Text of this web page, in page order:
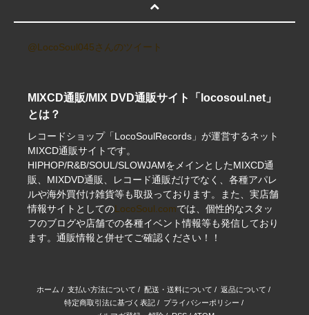
@LocoSoul045さんのツイート
MIXCD通販/MIX DVD通販サイト「locosoul.net」
とは？
レコードショップ「LocoSoulRecords」が運営するネット
MIXCD通販サイトです。
HIPHOP/R&B/SOUL/SLOWJAMをメインとしたMIXCD通
販、MIXDVD通販、レコード通販だけでなく、各種アパレ
ルや海外買付け雑貨等も取扱っております。また、実店舗
情報サイトとしてのLocoSoul.comでは、個性的なスタッ
フのブログや店舗での各種イベント情報等も発信しており
ます。通販情報と併せてご確認ください！！
ホーム / 支払い方法について / 配送・送料について / 返品について /
特定商取引法に基づく表記/ プライバシーポリシー /